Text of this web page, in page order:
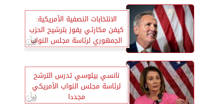
الانتخابات النصفية الأمريكية:
كيفن مكارثي يفوز بترشيح الحزب
الجمهوري لرئاسة مجلس النواب
نانسي بيلوسي تدرس الترشح
لرئاسة مجلس النواب الأمريكي
مجددا